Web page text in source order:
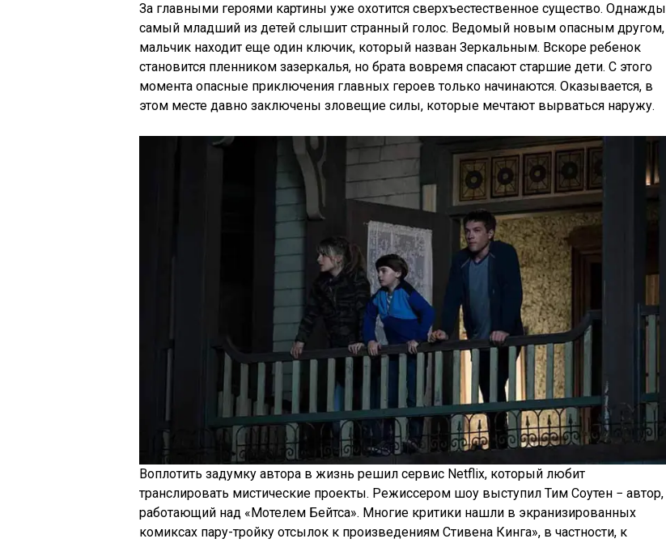
За главными героями картины уже охотится сверхъестественное существо. Однажды
самый младший из детей слышит странный голос. Ведомый новым опасным другом,
мальчик находит еще один ключик, который назван Зеркальным. Вскоре ребенок
становится пленником зазеркалья, но брата вовремя спасают старшие дети. С этого
момента опасные приключения главных героев только начинаются. Оказывается, в
этом месте давно заключены зловещие силы, которые мечтают вырваться наружу.
Воплотить задумку автора в жизнь решил сервис Netflix, который любит
транслировать мистические проекты. Режиссером шоу выступил Тим Соутен − автор,
работающий над «Мотелем Бейтса». Многие критики нашли в экранизированных
комиксах пару-тройку отсылок к произведениям Стивена Кинга», в частности, к